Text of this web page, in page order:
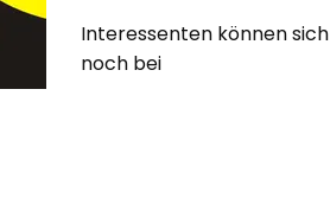
Interessenten können sich
noch bei